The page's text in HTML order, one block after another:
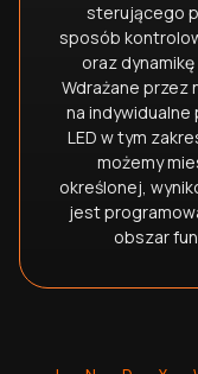
sterującego
sposób
oraz
Wdrażane przez
na
LED w tym
możemy
określonej,
jest
obszar